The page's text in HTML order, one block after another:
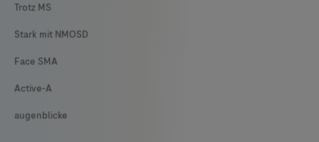
Trotz MS
Stark mit NMOSD
Face SMA
Active-A
augenblicke